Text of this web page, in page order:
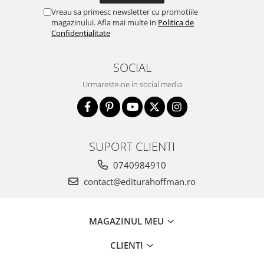
Vreau sa primesc newsletter cu promotiile
magazinului. Afla mai multe in Politica de
Confidentialitate
SOCIAL
Urmareste-ne in social media
SUPORT CLIENTI
0740984910
contact@editurahoffman.ro
MAGAZINUL MEU
CLIENTI